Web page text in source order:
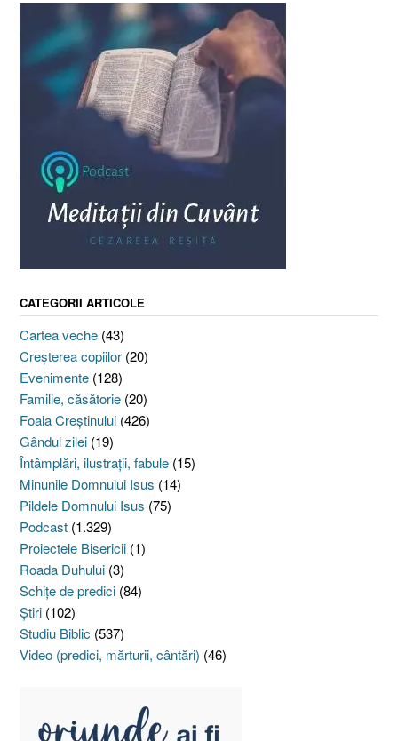
CATEGORII ARTICOLE
Cartea veche (43)
Creşterea copiilor (20)
Evenimente (128)
Familie, căsătorie (20)
Foaia Creştinului (426)
Gândul zilei (19)
Întâmplări, ilustraţii, fabule (15)
Minunile Domnului Isus (14)
Pildele Domnului Isus (75)
Podcast (1.329)
Proiectele Bisericii (1)
Roada Duhului (3)
Schiţe de predici (84)
Ştiri (102)
Studiu Biblic (537)
Video (predici, mărturii, cântări) (46)